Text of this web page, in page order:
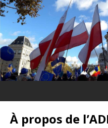
À propos de